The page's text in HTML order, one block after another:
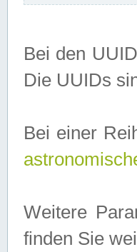
Bei den
Die UUIDs
Bei einer
Weitere
finden Sie